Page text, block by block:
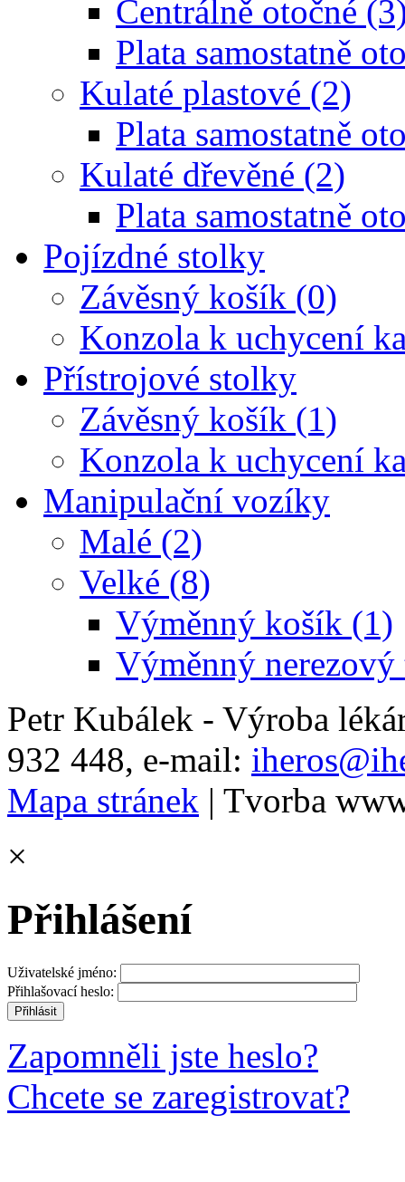
Centrálně otočné
Plata samostatně
Kulaté plastové (2)
Plata samostatně
Kulaté dřevěné (2)
Plata samostatně
Pojízdné stolky
Závěsný košík (0)
Konzola k uchycení
Přístrojové stolky
Závěsný košík (1)
Konzola k uchycení
Manipulační vozíky
Malé (2)
Velké (8)
Výměnný košík (1)
Výměnný nerezový
Petr Kubálek - Výroba
932 448, e-mail:
Mapa stránek | Tvorba
×
Přihlášení
Uživatelské jméno:
Přihlašovací heslo:
Zapomněli jste heslo?
Chcete se zaregistrovat?